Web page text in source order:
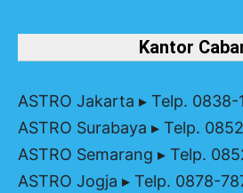
Kantor
ASTRO Jakarta ▸ Telp. 0838-
ASTRO Surabaya ▸ Telp.
ASTRO Semarang ▸ Telp.
ASTRO Jogja ▸ Telp. 0878-